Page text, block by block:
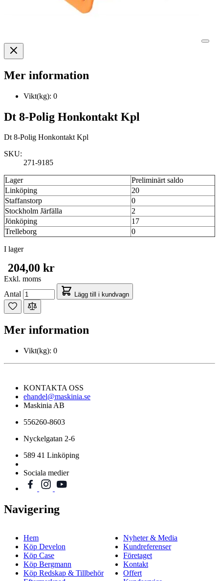
Mer information
Vikt(kg): 0
Dt 8-Polig Honkontakt Kpl
Dt 8-Polig Honkontakt Kpl
SKU:
271-9185
Lager
Preliminärt saldo
Linköping
20
Staffanstorp
0
Stockholm Järfälla
2
Jönköping
17
Trelleborg
0
I lager
204,00 kr
Exkl. moms
Antal
Lägg till i kundvagn
Mer information
Vikt(kg): 0
KONTAKTA OSS
ehandel@maskinia.se
Maskinia AB
556260-8603
Nyckelgatan 2-6
589 41 Linköping
Sociala medier
Navigering
Hem
Köp Develon
Köp Case
Köp Bergmann
Köp Redskap & Tillbehör
Nyheter & Media
Kundreferenser
Företaget
Kontakt
Offert